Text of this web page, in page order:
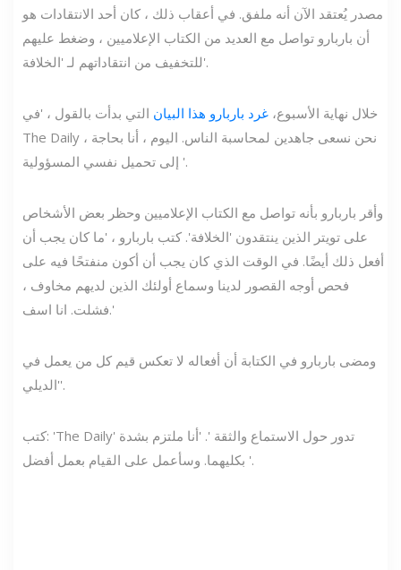
مصدر يُعتقد الآن أنه ملفق. في أعقاب ذلك ، كان أحد الانتقادات هو
أن باربارو تواصل مع العديد من الكتاب الإعلاميين ، وضغط عليهم
للتخفيف من انتقاداتهم لـ 'الخلافة'.
خلال نهاية الأسبوع، غرد باربارو هذا البيان التي بدأت بالقول ، 'في
The Daily ، نحن نسعى جاهدين لمحاسبة الناس. اليوم ، أنا بحاجة
إلى تحميل نفسي المسؤولية '.
وأقر باربارو بأنه تواصل مع الكتاب الإعلاميين وحظر بعض الأشخاص
على تويتر الذين ينتقدون 'الخلافة'. كتب باربارو ، 'ما كان يجب أن
أفعل ذلك أيضًا. في الوقت الذي كان يجب أن أكون منفتحًا فيه على
فحص أوجه القصور لدينا وسماع أولئك الذين لديهم مخاوف ،
فشلت. انا اسف.'
ومضى باربارو في الكتابة أن أفعاله لا تعكس قيم كل من يعمل في
'الديلي'.
كتب: 'The Daily' تدور حول الاستماع والثقة '. 'أنا ملتزم بشدة
بكليهما. وسأعمل على القيام بعمل أفضل '.